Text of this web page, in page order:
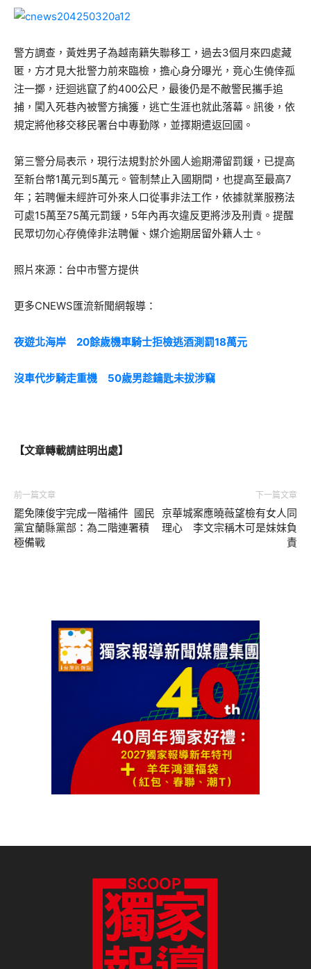
警方調查，黃姓男子為越南籍失聯移工，過去3個月來四處藏
匿，方才見大批警力前來臨檢，擔心身分曝光，竟心生僥倖孤
注一擲，迂迴逃竄了約400公尺，最後仍是不敵警民攜手追
捕，闖入死巷內被警方擒獲，逃亡生涯也就此落幕。訊後，依
規定將他移交移民署台中專勤隊，並擇期遣返回國。
第三警分局表示，現行法規對於外國人逾期滯留罰鍰，已提高
至新台幣1萬元到5萬元。管制禁止入國期間，也提高至最高7
年；若聘僱未經許可外來人口從事非法工作，依據就業服務法
可處15萬至75萬元罰鍰，5年內再次違反更將涉及刑責。提醒
民眾切勿心存僥倖非法聘僱、媒介逾期居留外籍人士。
照片來源：台中市警方提供
更多CNEWS匯流新聞網報導：
夜遊北海岸 20餘歲機車騎士拒檢逃酒測罰18萬元
沒車代步騎走重機 50歲男趁鑰匙未拔涉竊
【文章轉載請註明出處】
前一篇文章
罷免陳俊宇完成一階補件 國民
黨宜蘭縣黨部：為二階連署積
極備戰
下一篇文章
京華城案應曉薇望檢有女人同
理心 李文宗稱木可是妹妹負
責